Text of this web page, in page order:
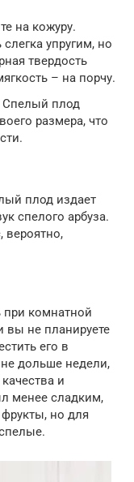
на кожуру.
упругим, но
твердость
– на порчу.
Спелый плод
размера, что
плод издает
спелого арбуза.
вероятно,
при комнатной
вы не планируете
его в
дольше недели,
и
менее сладким,
но для